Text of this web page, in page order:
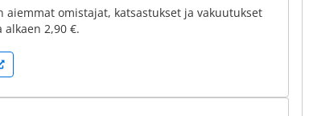
aiemmat omistajat, katsastukset ja vakuutukset
alkaen 2,90 €.